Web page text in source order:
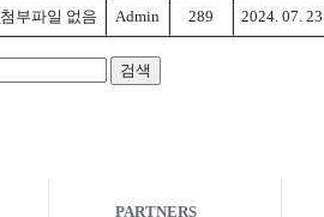
첨부파일 없음 Admin 289
2024. 07. 23
PARTNERS